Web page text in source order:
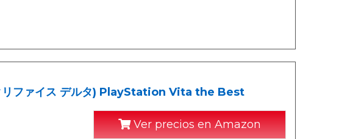
リファイス デルタ) PlayStation Vita the Best
Ver precios en Amazon